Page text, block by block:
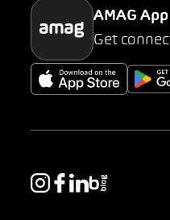
AMAG App
Get